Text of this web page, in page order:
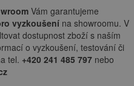
Vám garantujeme
vyzkoušení na showroomu. V
dostupnost zboží s naším
o vyzkoušení, testování či
tel. +420 241 485 797 nebo